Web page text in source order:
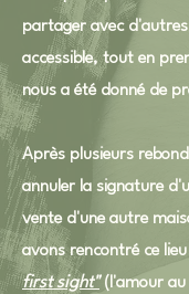
partager avec
accessible, tout en
nous a été donné de
Après plusieurs
annuler la signature
vente d'une autre
avons rencontré ce
first sight"(l'amour au